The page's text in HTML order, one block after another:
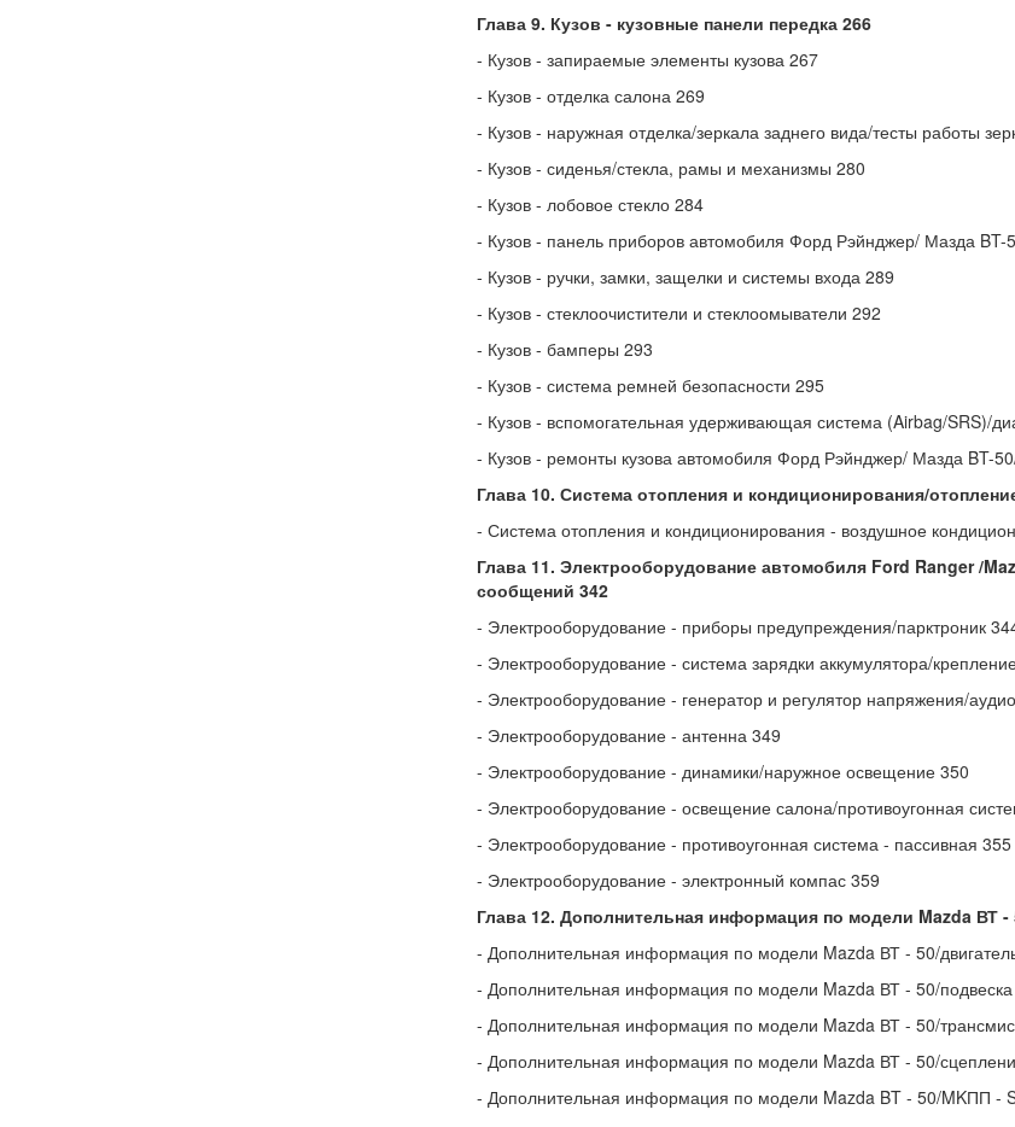
Глава 9. Кузов - кузовные панели передка 266
- Кузов - запираемые элементы кузова 267
- Кузов - отделка салона 269
- Кузов - наружная отделка/зеркала заднего вида/тесты работы
- Кузов - сиденья/стекла, рамы и механизмы 280
- Кузов - лобовое стекло 284
- Кузов - панель приборов автомобиля Форд Рэйнджер/ Мазда BT-
- Кузов - ручки, замки, защелки и системы входа 289
- Кузов - стеклоочистители и стеклоомыватели 292
- Кузов - бамперы 293
- Кузов - система ремней безопасности 295
- Кузов - вспомогательная удерживающая система (Airbag/SRS)/
- Кузов - ремонты кузова автомобиля Форд Рэйнджер/ Мазда BT-
Глава 10. Система отопления и кондиционирования/
- Система отопления и кондиционирования - воздушное
Глава 11. Электрооборудование автомобиля Ford Ranger /
сообщений 342
- Электрооборудование - приборы предупреждения/парктроник
- Электрооборудование - система зарядки аккумулятора/
- Электрооборудование - генератор и регулятор напряжения/
- Электрооборудование - антенна 349
- Электрооборудование - динамики/наружное освещение 350
- Электрооборудование - освещение салона/противоугонная
- Электрооборудование - противоугонная система - пассивная 355
- Электрооборудование - электронный компас 359
Глава 12. Дополнительная информация по модели Mazda ВТ -
- Дополнительная информация по модели Mazda ВТ - 50/
- Дополнительная информация по модели Mazda ВТ - 50/
- Дополнительная информация по модели Mazda ВТ - 50/
- Дополнительная информация по модели Mazda ВТ - 50/
- Дополнительная информация по модели Mazda BT - 50/MKПП -